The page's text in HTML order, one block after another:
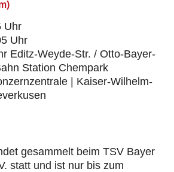
Uhr
Uhr
Editz-Weyde-Str. / Otto-Bayer-
Station Chempark
| Kaiser-Wilhelm-
gesammelt beim TSV Bayer
statt und ist nur bis zum